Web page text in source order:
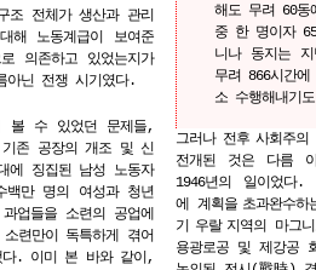
조 전체가 생산과 관리
해 노동계급이 보여준
의존하고 있었는지가
아닌 전쟁 시기였다.
볼 수 있었던 문제들,
존 공장의 개조 및 신
에 징집된 남성 노동자
백만 명의 여성과 청년
업들을 소련의 공업에
련만이 독특하게 겪어
다. 이미 본 바와 같이,
해도 무려 60동
중 한 명이자
니나 동지는
무려 866시간
소 수행해내기
그러나 전후 사회주의
전개된 것은 다름
1946년의 일이었다
에 계획을 초과완수
기
우랄 지역의 마그
용광로공 및 제강공